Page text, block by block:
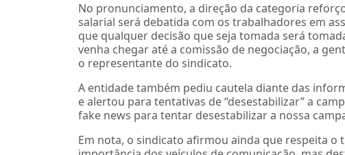
No pronunciamento, a direção da categoria
salarial será debatida com os trabalhadores em
que qualquer decisão que seja tomada será
venha chegar até a comissão de negociação, a
o representante do sindicato.
A entidade também pediu cautela diante das
e alertou para tentativas de “desestabilizar” a
fake news para tentar desestabilizar a nossa
Em nota, o sindicato afirmou ainda que respeita o